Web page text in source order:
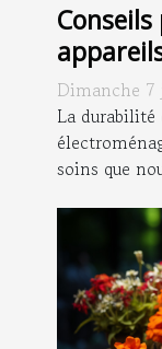
bon état
Dimanche 7
La durabilité
soins que